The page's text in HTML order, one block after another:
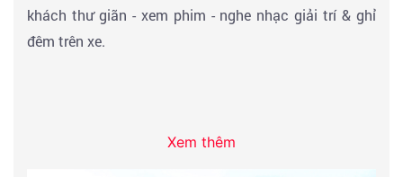
khách thư giãn - xem phim - nghe nhạc giải trí & ghỉ
đêm trên xe.
Xem thêm